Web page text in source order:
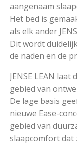
aangenaam
Het bed is
als elk ander
Dit wordt
de naden en de
JENSE LEAN
gebied van
De lage basis
nieuwe Ease-
gebied van
slaapcomfort dat